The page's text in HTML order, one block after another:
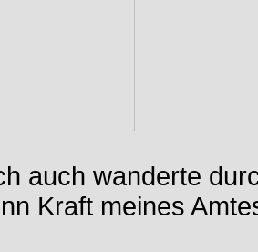
auch wanderte
Kraft meines